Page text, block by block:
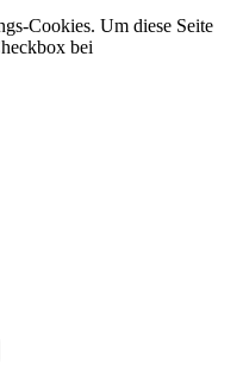
Cookies. Um diese Seite
bei